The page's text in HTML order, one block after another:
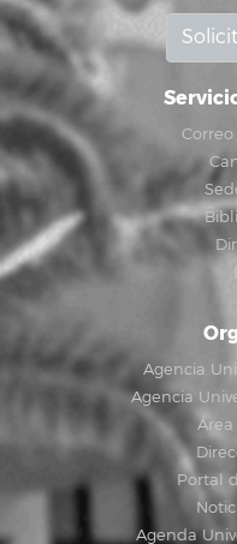
Agencia
Agencia
Portal
Agenda